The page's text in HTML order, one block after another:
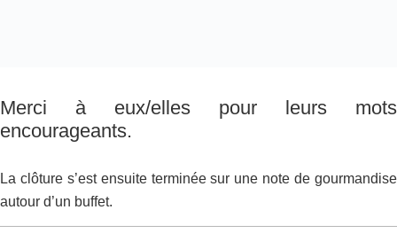
Merci à eux/elles pour leurs mots
encourageants.
La clôture s’est ensuite terminée sur une note de gourmandise
autour d’un buffet.